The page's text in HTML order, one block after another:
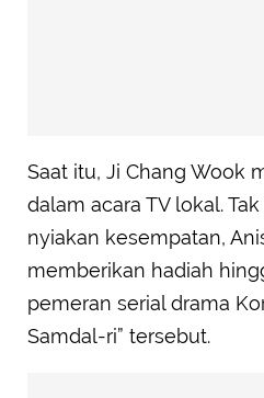
Saat itu, Ji Chang Wook
dalam acara TV lokal.
nyiakan kesempatan,
memberikan hadiah
pemeran serial drama
Samdal-ri” tersebut.